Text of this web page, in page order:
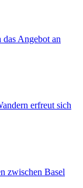
Angebot an
erfreut sich
zwischen Basel